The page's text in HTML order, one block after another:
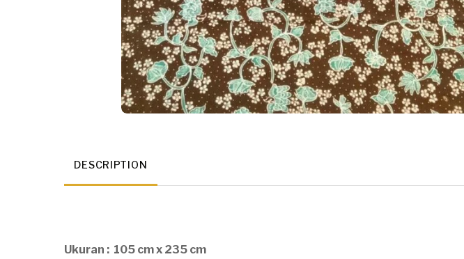
DESCRIPTION
Ukuran : 105 cm x 235 cm